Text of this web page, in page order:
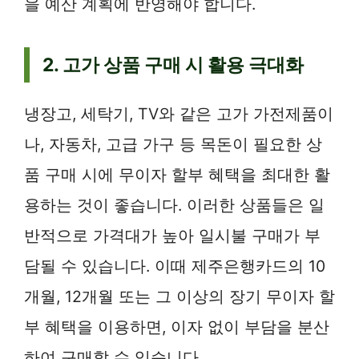
을 예산 계획에 반영해야 합니다.
2. 고가 상품 구매 시 활용 극대화
냉장고, 세탁기, TV와 같은 고가 가전제품이
나, 자동차, 고급 가구 등 목돈이 필요한 상
품 구매 시에 무이자 할부 혜택을 최대한 활
용하는 것이 좋습니다. 이러한 상품들은 일
반적으로 가격대가 높아 일시불 구매가 부
담될 수 있습니다. 이때 제주은행카드의 10
개월, 12개월 또는 그 이상의 장기 무이자 할
부 혜택을 이용하면, 이자 없이 부담을 분산